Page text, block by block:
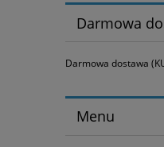
Darmowa
Darmowa dostawa
Menu